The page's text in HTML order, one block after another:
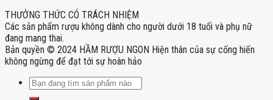
THƯỞNG THỨC CÓ TRÁCH NHIỆM
Các sản phẩm rượu không dành cho người dưới 18 tuổi và phụ nữ
đang mang thai.
Bản quyền © 2024 HẦM RƯỢU NGON Hiện thân của sự cống hiến
không ngừng để đạt tới sự hoàn hảo
Tìm
kiếm: